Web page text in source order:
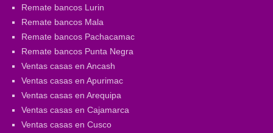
Remate bancos Lurin
Remate bancos Mala
Remate bancos Pachacamac
Remate bancos Punta Negra
Ventas casas en Ancash
Ventas casas en Apurimac
Ventas casas en Arequipa
Ventas casas en Cajamarca
Ventas casas en Cusco